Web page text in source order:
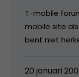
T-mobile
mobile site als
bent niet
20 januari